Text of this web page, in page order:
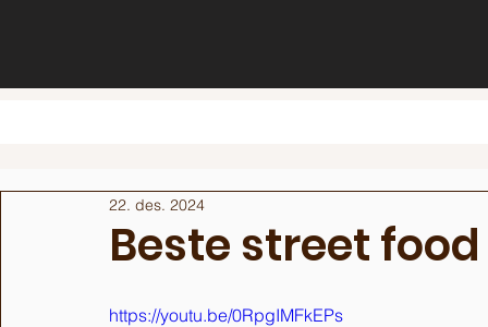
Beste street
22. des. 2024
https://youtu.be/0RpgIMFkEPs